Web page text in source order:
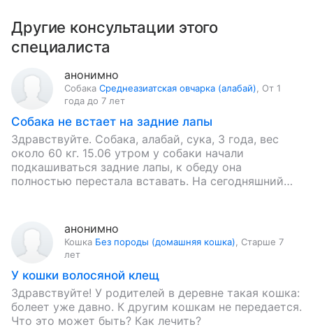
Другие консультации этого
специалиста
анонимно
Собака Среднеазиатская овчарка (алабай)
От 1
года до 7 лет
Собака не встает на задние лапы
Здравствуйте. Собака, алабай, сука, 3 года, вес
около 60 кг. 15.06 утром у собаки начали
подкашиваться задние лапы, к обеду она
полностью перестала вставать. На сегодняшний
анонимно
Кошка Без породы (домашняя кошка)
Старше 7
лет
У кошки волосяной клещ
Здравствуйте! У родителей в деревне такая кошка:
болеет уже давно. К другим кошкам не передается.
Что это может быть? Как лечить?